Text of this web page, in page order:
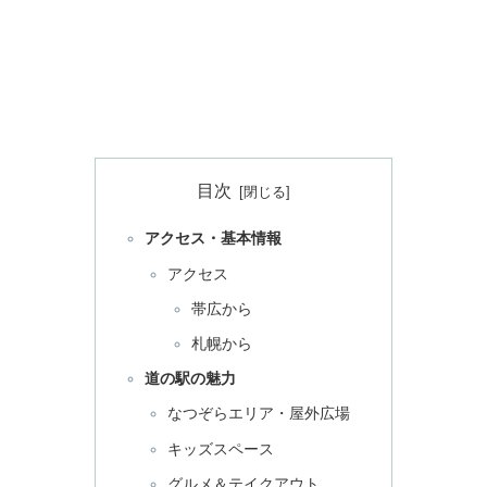
目次
アクセス・基本情報
アクセス
帯広から
札幌から
道の駅の魅力
なつぞらエリア・屋外広場
キッズスペース
グルメ＆テイクアウト